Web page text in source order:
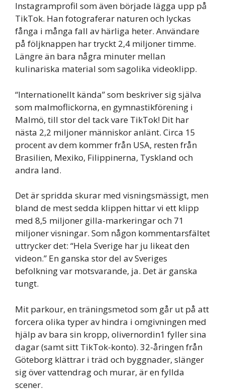
Instagramprofil som även började lägga upp på
TikTok. Han fotograferar naturen och lyckas
fånga i många fall av härliga heter. Användare
på följknappen har tryckt 2,4 miljoner timme.
Längre än bara några minuter mellan
kulinariska material som sagolika videoklipp.
“Internationellt kända” som beskriver sig själva
som malmoflickorna, en gymnastikförening i
Malmö, till stor del tack vare TikTok! Dit har
nästa 2,2 miljoner människor anlänt. Circa 15
procent av dem kommer från USA, resten från
Brasilien, Mexiko, Filippinerna, Tyskland och
andra land.
Det är spridda skurar med visningsmässigt, men
bland de mest sedda klippen hittar vi ett klipp
med 8,5 miljoner gilla-markeringar och 71
miljoner visningar. Som någon kommentarsfältet
uttrycker det: “Hela Sverige har ju likeat den
videon.” En ganska stor del av Sveriges
befolkning var motsvarande, ja. Det är ganska
tungt.
Mit parkour, en träningsmetod som går ut på att
forcera olika typer av hindra i omgivningen med
hjälp av bara sin kropp, olivernordin1 fyller sina
dagar (samt sitt TikTok-konto). 32-åringen från
Göteborg klättrar i träd och byggnader, slänger
sig över vattendrag och murar, är en fyllda
scener.